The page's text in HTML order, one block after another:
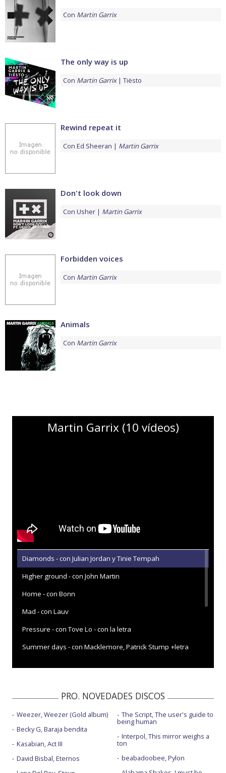
Con Martin Garrix
The only way is up
Con Martin Garrix Tiësto
Rewind repeat it
Con Ed Sheeran Martin Garrix
Don't look down
Con Usher Martin Garrix
Forbidden voices
Con Martin Garrix
Animals
Con Martin Garrix
Martin Garrix (10 vídeos)
Diamonds - con Julian Jordan y Tinie Tempah
Higher ground - con John Martin
Home - con Bonn
Mad - con Lauv
Pressure - con Tove Lo - con la letra
Summer days - con Macklemore, Patrick Stump +letra
We are the people - con Bono y The Edge
We are the people - con Bono y The Edge - Remix
PRO. NOVEDADES DISCOS
Weezer, Weezer (Gold album)
Becky G, Baraja bendita
Kasabian, Act III
David Bisbal, Eternos
The Script, The user's guide to
being human
Interpol, This mirror weighs a
ton
beabadoobee, Pylon